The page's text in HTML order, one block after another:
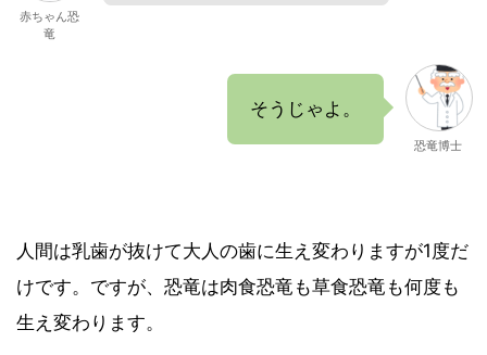
赤ちゃん恐
竜
そうじゃよ。
恐竜博士
人間は乳歯が抜けて大人の歯に生え変わりますが1度だ
けです。ですが、恐竜は肉食恐竜も草食恐竜も何度も
生え変わります。